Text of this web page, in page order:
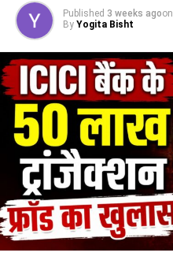
Published 3 weeks agoon
By Yogita Bisht